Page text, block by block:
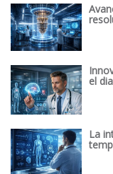
el
La